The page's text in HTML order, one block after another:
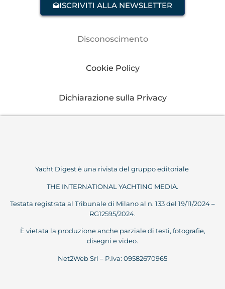
ISCRIVITI ALLA NEWSLETTER
Disconoscimento
Cookie Policy
Dichiarazione sulla Privacy
Yacht Digest è una rivista del gruppo editoriale
THE INTERNATIONAL YACHTING MEDIA.
Testata registrata al Tribunale di Milano al n. 133 del 19/11/2024 –
RG12595/2024.
È vietata la produzione anche parziale di testi, fotografie,
disegni e video.
Net2Web Srl – P.Iva: 09582670965